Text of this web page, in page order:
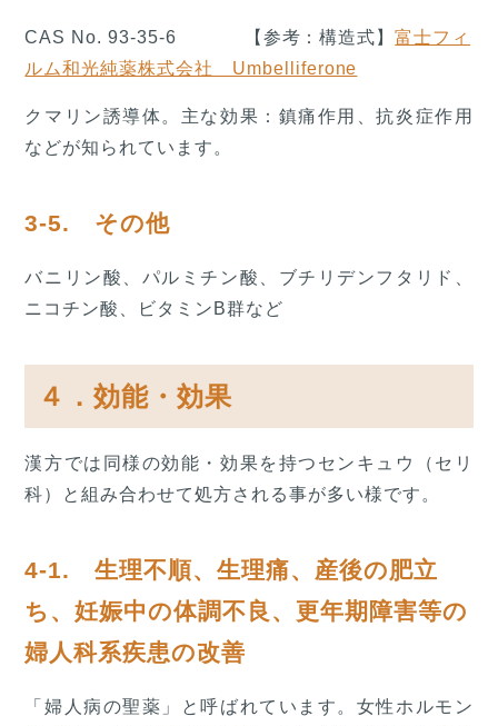
CAS No. 93-35-6 【参考：構造式】富士フィ
ルム和光純薬株式会社 Umbelliferone
クマリン誘導体。主な効果：鎮痛作用、抗炎症作用
などが知られています。
3-5. その他
バニリン酸、パルミチン酸、ブチリデンフタリド、
ニコチン酸、ビタミンB群など
４．効能・効果
漢方では同様の効能・効果を持つセンキュウ（セリ
科）と組み合わせて処方される事が多い様です。
4-1. 生理不順、生理痛、産後の肥立
ち、妊娠中の体調不良、更年期障害等の
婦人科系疾患の改善
「婦人病の聖薬」と呼ばれています。女性ホルモン